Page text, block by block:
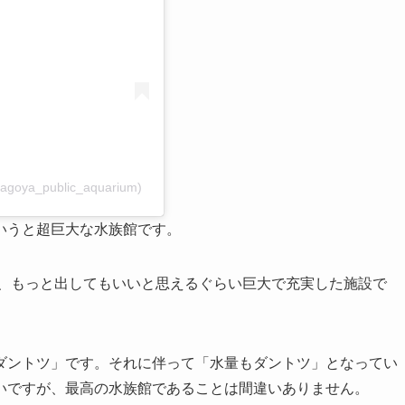
うと超巨大な水族館です。
もっと出してもいいと思えるぐらい巨大で充実した施設で
トツ」です。それに伴って「水量もダントツ」となってい
すが、最高の水族館であることは間違いありません。